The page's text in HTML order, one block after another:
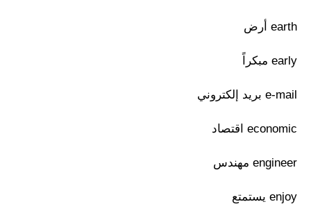
earth أرض
early مبكراً
e-mail بريد إلكتروني
economic اقتصاد
engineer مهندس
enjoy يستمتع